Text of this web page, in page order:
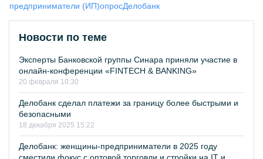
предприниматели (ИП)опросДелобанк
Новости по теме
Эксперты Банковской группы Синара приняли участие в
онлайн-конференции «FINTECH & BANKING»
20 февраля 10:30
Делобанк сделал платежи за границу более быстрыми и
безопасными
18 декабря 2025 15:22
Делобанк: женщины-предприниматели в 2025 году